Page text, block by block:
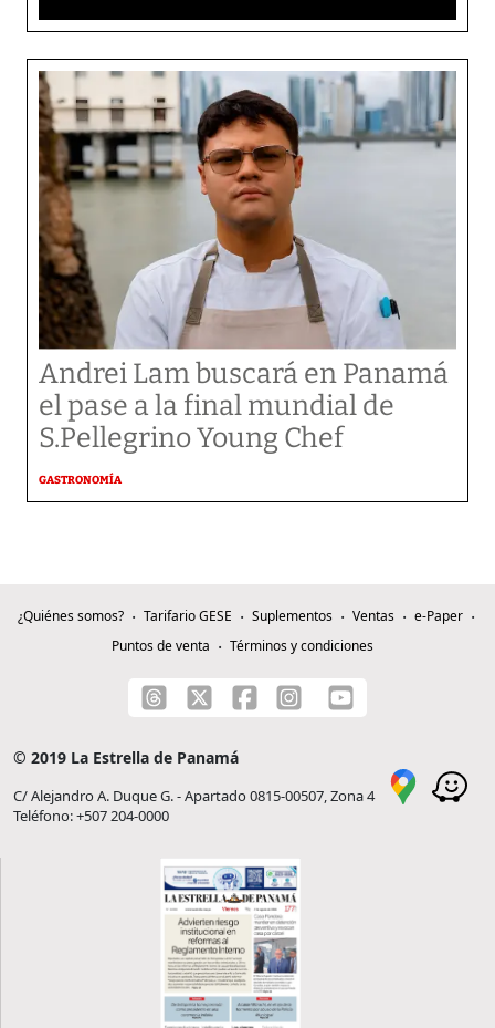
Andrei Lam buscará en Panamá
el pase a la final mundial de
S.Pellegrino Young Chef
GASTRONOMÍA
¿Quiénes somos? Tarifario GESE Suplementos Ventas
e-Paper
Puntos de venta
Términos y condiciones
© 2019 La Estrella de Panamá
C/ Alejandro A. Duque G. - Apartado 0815-00507, Zona 4
Teléfono: +507 204-0000